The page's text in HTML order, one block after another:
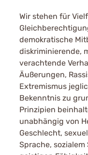
gelesen haben.
Akzeptieren
Wir stehen für
demokratische
diskriminierende,
verachtende
Äußerungen,
Extremismus
Bekenntnis zu
Prinzipien
unabhängig von
Geschlecht,
Sprache,